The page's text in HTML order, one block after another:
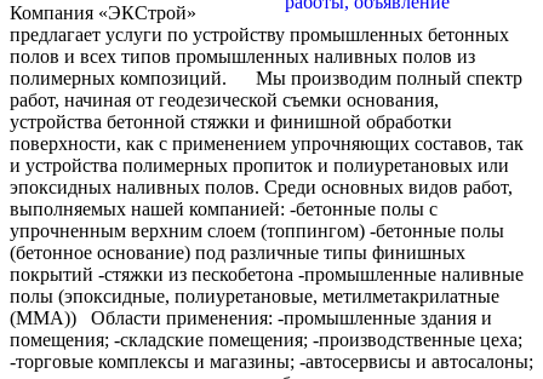
Компания «ЭКСтрой»
предлагает услуги по устройству промышленных бетонных
полов и всех типов промышленных наливных полов из
полимерных композиций. Мы производим полный спектр
работ, начиная от геодезической съемки основания,
устройства бетонной стяжки и финишной обработки
поверхности, как с применением упрочняющих составов, так
и устройства полимерных пропиток и полиуретановых или
эпоксидных наливных полов. Среди основных видов работ,
выполняемых нашей компанией: -бетонные полы с
упрочненным верхним слоем (топпингом) -бетонные полы
(бетонное основание) под различные типы финишных
покрытий -стяжки из пескобетона -промышленные наливные
полы (эпоксидные, полиуретановые, метилметакрилатные
(ММА)) Области применения: -промышленные здания и
помещения; -складские помещения; -производственные цеха;
-торговые комплексы и магазины; -автосервисы и автосалоны;